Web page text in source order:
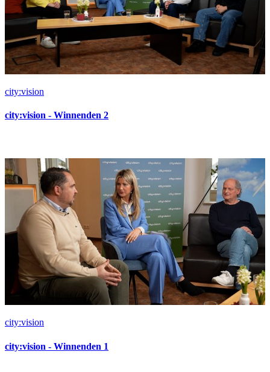
city:vision
city:vision - Winnenden 2
city:vision
city:vision - Winnenden 1